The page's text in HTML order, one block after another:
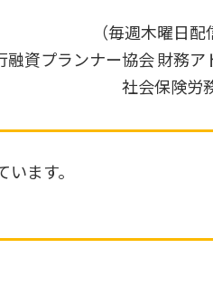
（毎週木曜日
融資プランナー協会 財務ア
社会保険労
ます。